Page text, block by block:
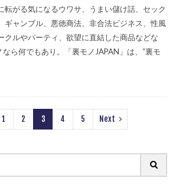
転がる気になるウワサ、うまい儲け話、セック
ギャンブル、悪徳商法、非合法ビジネス、性風
クルやパーティ、欲望に直結した商品などな
なら何でもあり。「裏モノJAPAN」は、“裏モ
1 2 3 4 5 Next